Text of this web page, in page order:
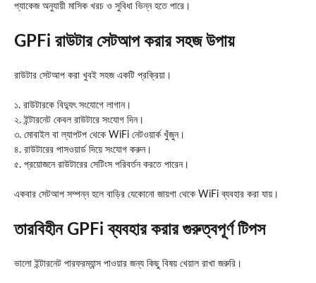
প্যাকেজ অনুযায়ী মাসিক খরচ ও সুবিধা ভিন্ন হতে পারে।
GPFi রাউটার সেটআপ করার সহজ উপায়
রাউটার সেটআপ করা খুবই সহজ একটি প্রক্রিয়া।
১. রাউটারকে বিদ্যুৎ সংযোগে লাগান।
২. ইন্টারনেট কেবল রাউটারে সংযোগ দিন।
৩. মোবাইল বা ল্যাপটপ থেকে WiFi নেটওয়ার্ক খুঁজুন।
৪. রাউটারের পাসওয়ার্ড দিয়ে সংযোগ করুন।
৫. প্রয়োজনে রাউটারের সেটিংস পরিবর্তন করতে পারেন।
একবার সেটআপ সম্পন্ন হলে বাড়ির যেকোনো জায়গা থেকে WiFi ব্যবহার করা যায়।
তারবিহীন GPFi ব্যবহার করার গুরুত্বপূর্ণ টিপস
ভালো ইন্টারনেট পারফরম্যান্স পাওয়ার জন্য কিছু বিষয় খেয়াল রাখা জরুরি।